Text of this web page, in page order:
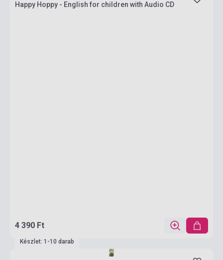
Happy Hoppy - English for children with Audio CD
4 390 Ft
Készlet: 1-10 darab